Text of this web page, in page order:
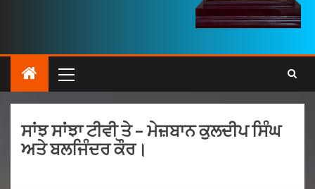
ਸਾਂਝ ਸਾਂਝਾ ਟੀਵੀ ਤੇ – ਮੇਜ਼ਬਾਨ ਕੁਲਦੀਪ ਸਿੰਘ
ਅਤੇ ਬਲਜਿੰਦਰ ਕੌਰ।